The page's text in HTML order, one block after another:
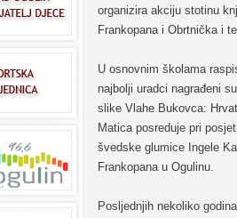
organizira akciju stotinu
Frankopana i Obrtnička i
U osnovnim školama
najbolji uradci nagrađeni
slike Vlahe Bukovca:
Matica posreduje pri
švedske glumice Ingele
Frankopana u Ogulinu.
Posljednjih nekoliko